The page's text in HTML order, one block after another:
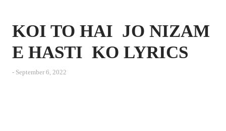
KOI TO HAI JO NIZAM
E HASTI KO LYRICS
- September 6, 2022